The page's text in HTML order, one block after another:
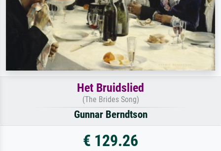
Het Bruidslied
(The Brides Song)
Gunnar Berndtson
€ 129.26